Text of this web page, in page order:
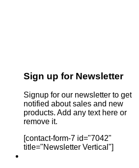
Sign up for Newsletter
Signup for our newsletter to get
notified about sales and new
products. Add any text here or
remove it.
[contact-form-7 id="7042"
title="Newsletter Vertical"]